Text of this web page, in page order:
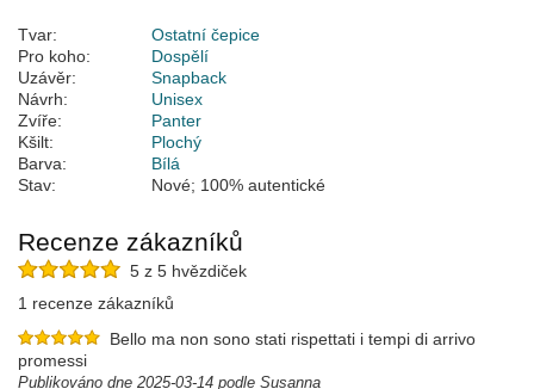
Tvar:
Ostatní čepice
Pro koho:
Dospělí
Uzávěr:
Snapback
Návrh:
Unisex
Zvíře:
Panter
Kšilt:
Plochý
Barva:
Bílá
Stav:
Nové; 100% autentické
Recenze zákazníků
5 z 5 hvězdiček
1 recenze zákazníků
Bello ma non sono stati rispettati i tempi di arrivo
promessi
Publikováno dne 2025-03-14 podle Susanna